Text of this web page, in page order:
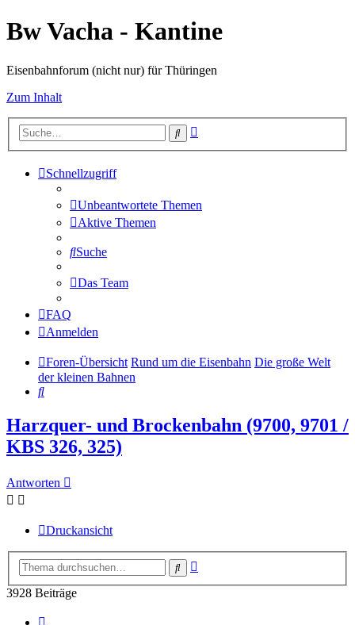
Bw Vacha - Kantine
Eisenbahnforum (nicht nur) für Thüringen
Zum Inhalt
Suche
Schnellzugriff
Unbeantwortete Themen
Aktive Themen
Suche
Das Team
FAQ
Anmelden
Foren-Übersicht Rund um die Eisenbahn Die große Welt
der kleinen Bahnen
Suche
Harzquer- und Brockenbahn (9700, 9701 /
KBS 326, 325)
Antworten
Druckansicht
Suche
3928 Beiträge